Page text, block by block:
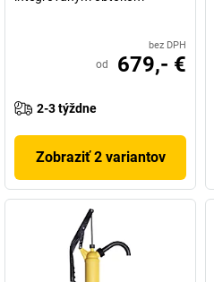
bez DPH
od 679,- €
2-3 týždne
Zobraziť 2 variantov